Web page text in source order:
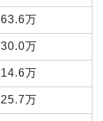
63.6万
30.0万
14.6万
25.7万